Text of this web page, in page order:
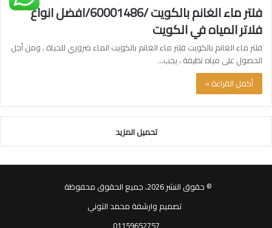
فلتر ماء الغانم بالكويت /60001486/افضل انواع
فلاتر المياه في الكويت
فلتر ماء الغانم بالكويت فلتر ماء الغانم بالكويت الماء ضروري للحياة ، ومن أجل
الحصول على مياه نظيفة ، يجب…
أكمل القراءة »
تحميل المزيد
© حقوق النشر 2026، جميع الحقوق محفوظة
تصميم وارشفة محمد التوني